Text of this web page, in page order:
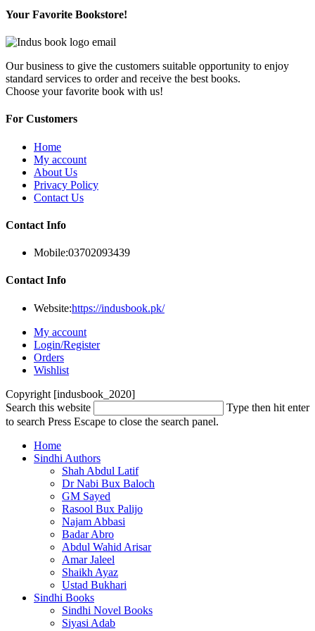
Your Favorite Bookstore!
Our business to give the customers suitable opportunity to enjoy
standard services to order and receive the best books.
Choose your favorite book with us!
For Customers
Home
My account
About Us
Privacy Policy
Contact Us
Contact Info
Mobile:03702093439
Contact Info
Website:https://indusbook.pk/
My account
Login/Register
Orders
Wishlist
Copyright [indusbook_2020]
Search this website
Type then hit enter
to search Press Escape to close the search panel.
Home
Sindhi Authors
Shah Abdul Latif
Dr Nabi Bux Baloch
GM Sayed
Rasool Bux Palijo
Najam Abbasi
Badar Abro
Abdul Wahid Arisar
Amar Jaleel
Shaikh Ayaz
Ustad Bukhari
Sindhi Books
Sindhi Novel Books
Siyasi Adab